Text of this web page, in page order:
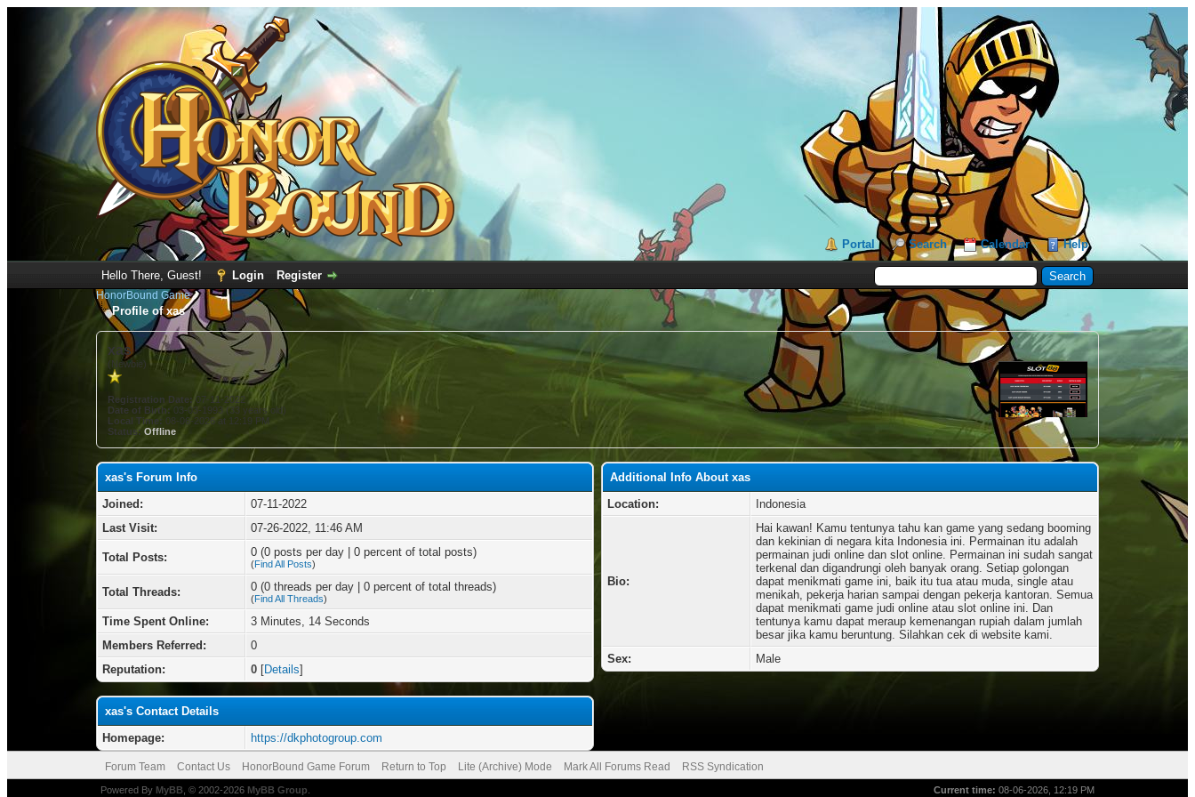
Portal Search Calendar Help
Hello There, Guest! Login Register
HonorBound Game
Profile of xas
xas
(Newbie)
Registration Date:07-11-2022
Date of Birth: 03-03-1993 (33 years old)
Local Time: 08-06-2026 at 12:19 PM
Status: Offline
xas's Forum Info
Joined:
07-11-2022
Last Visit:
07-26-2022, 11:46 AM
Total Posts: 0 (0 posts per day | 0 percent of total posts)
(Find All Posts)
Total Threads: 0 (0 threads per day | 0 percent of total threads)
(Find All Threads)
Time Spent Online:
3 Minutes, 14 Seconds
Members Referred:
0
Reputation:
0 [Details]
xas's Contact Details
Homepage:
https://dkphotogroup.com
Additional Info About xas
Location:
Indonesia
Bio:
Hai kawan! Kamu tentunya tahu kan game yang sedang booming
dan kekinian di negara kita Indonesia ini. Permainan itu adalah
permainan judi online dan slot online. Permainan ini sudah sangat
terkenal dan digandrungi oleh banyak orang. Setiap golongan
dapat menikmati game ini, baik itu tua atau muda, single atau
menikah, pekerja harian sampai dengan pekerja kantoran. Semua
dapat menikmati game judi online atau slot online ini. Dan
tentunya kamu dapat meraup kemenangan rupiah dalam jumlah
besar jika kamu beruntung. Silahkan cek di website kami.
Sex:
Male
Forum Team Contact Us HonorBound Game Forum Return to Top Lite (Archive) Mode Mark All Forums Read RSS Syndication
Current time: 08-06-2026, 12:19 PM
Powered By MyBB, © 2002-2026 MyBB Group